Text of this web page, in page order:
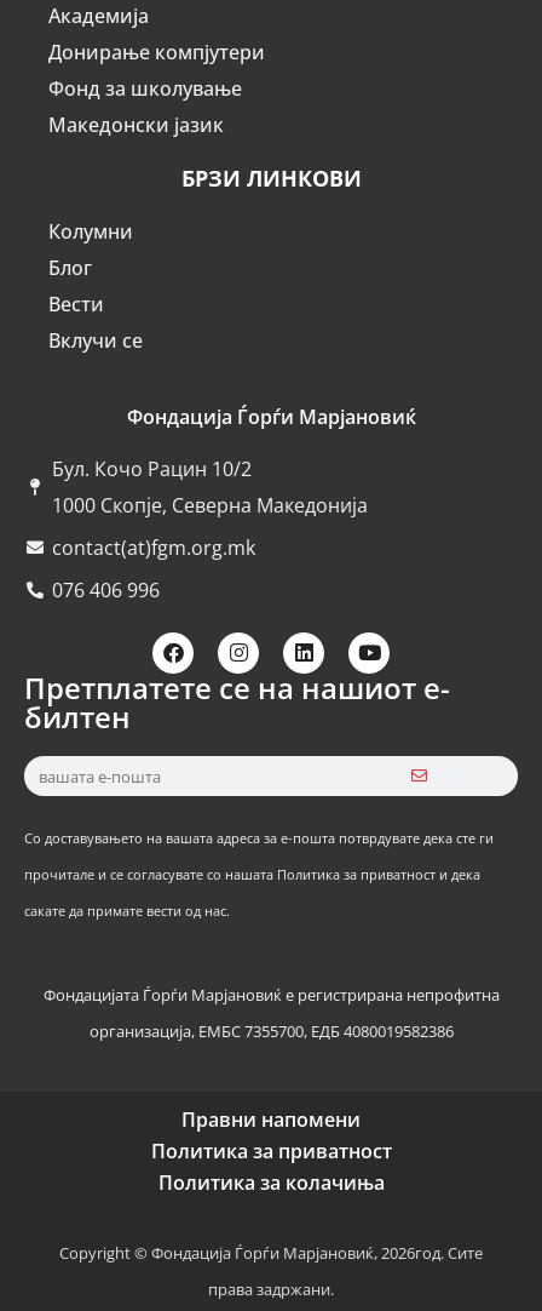
Академија
Донирање компјутери
Фонд за школување
Македонски јазик
БРЗИ ЛИНКОВИ
Колумни
Блог
Вести
Вклучи се
Фондација Ѓорѓи Марјановиќ
Бул. Кочо Рацин 10/2
1000 Скопје, Северна Македонија
contact(at)fgm.org.mk
076 406 996
Претплатете се на нашиот е-
билтен
Со доставувањето на вашата адреса за е-пошта потврдувате дека сте ги
прочитале и се согласувате со нашата Политика за приватност и дека
сакате да примате вести од нас.
Фондацијата Ѓорѓи Марјановиќ е регистрирана непрофитна
организација, ЕМБС 7355700, ЕДБ 4080019582386
Правни напомени
Политика за приватност
Политика за колачиња
Copyright © Фондација Ѓорѓи Марјановиќ, 2026год. Сите
права задржани.